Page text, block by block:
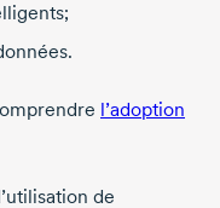
l’adoption
de